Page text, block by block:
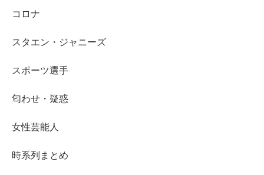
コロナ
スタエン・ジャニーズ
スポーツ選手
匂わせ・疑惑
女性芸能人
時系列まとめ